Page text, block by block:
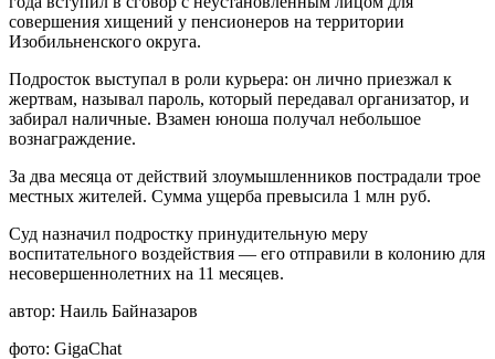
совершения хищений у пенсионеров на территории
Изобильненского округа.
Подросток выступал в роли курьера: он лично приезжал к
жертвам, называл пароль, который передавал организатор, и
забирал наличные. Взамен юноша получал небольшое
вознаграждение.
За два месяца от действий злоумышленников пострадали трое
местных жителей. Сумма ущерба превысила 1 млн руб.
Суд назначил подростку принудительную меру
воспитательного воздействия — его отправили в колонию для
несовершеннолетних на 11 месяцев.
автор: Наиль Байназаров
фото: GigaChat